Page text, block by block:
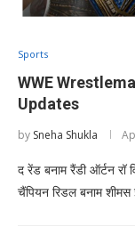
Sports
WWE
Updates
by Sneha Shukla
द रेंड बनाम रैंडी ऑर्टन रॉ
चैंपियन रिडल बनाम